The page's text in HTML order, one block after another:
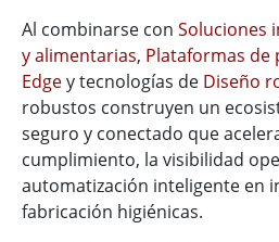
Al combinarse con Soluciones
y alimentarias, Plataformas de
Edgey tecnologías de Diseño
robustos construyen un
seguro y conectado que
cumplimiento, la visibilidad
automatización inteligente en
fabricación higiénicas.